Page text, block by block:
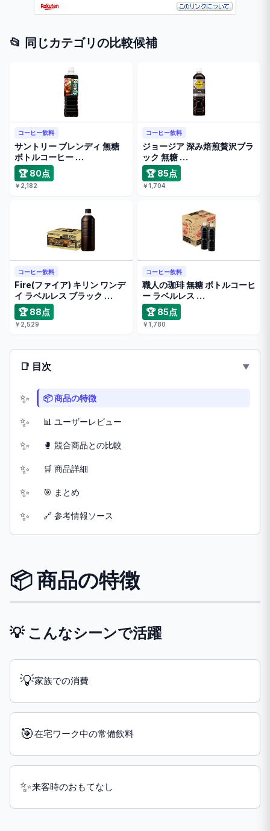
📂 同じカテゴリの比較候補
コーヒー飲料
サントリー ブレンディ 無糖
ボトルコーヒー …
🏆 80点
￥2,182
コーヒー飲料
ジョージア 深み焙煎贅沢ブラ
ック 無糖 …
🏆 85点
￥1,704
コーヒー飲料
Fire(ファイア) キリン ワンデ
イ ラベルレス ブラック …
🏆 88点
￥2,529
コーヒー飲料
職人の珈琲 無糖 ボトルコーヒ
ー ラベルレス …
🏆 85点
￥1,780
📑 目次
📦 商品の特徴
📊 ユーザーレビュー
🥊 競合商品との比較
🛒 商品詳細
🎯 まとめ
🔗 参考情報ソース
📦 商品の特徴
💡 こんなシーンで活躍
💡家族での消費
🎯在宅ワーク中の常備飲料
✨来客時のおもてなし